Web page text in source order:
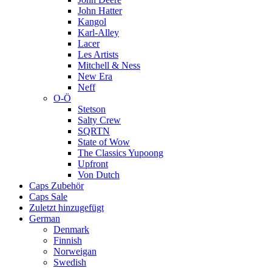
John Hatter
Kangol
Karl-Alley
Lacer
Les Artists
Mitchell & Ness
New Era
Neff
O-Ö
Stetson
Salty Crew
SQRTN
State of Wow
The Classics Yupoong
Upfront
Von Dutch
Caps Zubehör
Caps Sale
Zuletzt hinzugefügt
German
Denmark
Finnish
Norweigan
Swedish